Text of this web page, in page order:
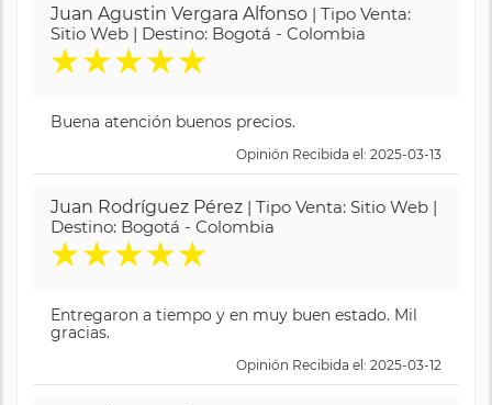
Juan Agustin Vergara Alfonso | Tipo Venta:
Sitio Web | Destino: Bogotá - Colombia
★★★★★
Buena atención buenos precios.
Opinión Recibida el: 2025-03-13
Juan Rodríguez Pérez | Tipo Venta: Sitio Web |
Destino: Bogotá - Colombia
★★★★★
Entregaron a tiempo y en muy buen estado. Mil
gracias.
Opinión Recibida el: 2025-03-12